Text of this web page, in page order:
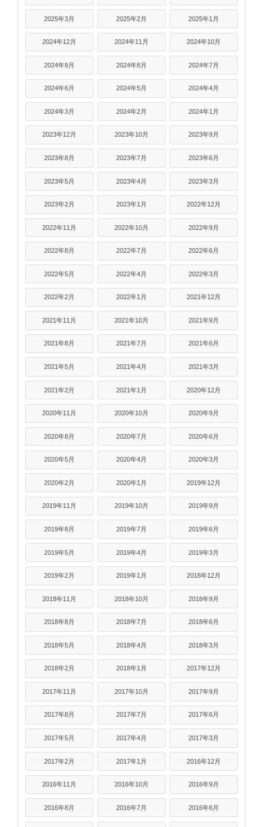
2025年3月 2025年2月 2025年1月
2024年12月 2024年11月 2024年10月
2024年9月 2024年8月 2024年7月
2024年6月 2024年5月 2024年4月
2024年3月 2024年2月 2024年1月
2023年12月 2023年10月 2023年9月
2023年8月 2023年7月 2023年6月
2023年5月 2023年4月 2023年3月
2023年2月 2023年1月 2022年12月
2022年11月 2022年10月 2022年9月
2022年8月 2022年7月 2022年6月
2022年5月 2022年4月 2022年3月
2022年2月 2022年1月 2021年12月
2021年11月 2021年10月 2021年9月
2021年8月 2021年7月 2021年6月
2021年5月 2021年4月 2021年3月
2021年2月 2021年1月 2020年12月
2020年11月 2020年10月 2020年9月
2020年8月 2020年7月 2020年6月
2020年5月 2020年4月 2020年3月
2020年2月 2020年1月 2019年12月
2019年11月 2019年10月 2019年9月
2019年8月 2019年7月 2019年6月
2019年5月 2019年4月 2019年3月
2019年2月 2019年1月 2018年12月
2018年11月 2018年10月 2018年9月
2018年8月 2018年7月 2018年6月
2018年5月 2018年4月 2018年3月
2018年2月 2018年1月 2017年12月
2017年11月 2017年10月 2017年9月
2017年8月 2017年7月 2017年6月
2017年5月 2017年4月 2017年3月
2017年2月 2017年1月 2016年12月
2016年11月 2016年10月 2016年9月
2016年8月 2016年7月 2016年6月